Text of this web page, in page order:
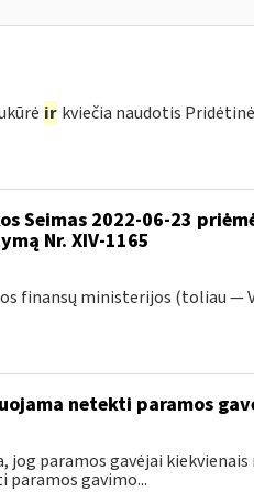
ir kviečia naudotis
Seimas 2022-06-23
Nr. XIV-1165
finansų ministerijos (toliau —
netekti paramos
paramos gavėjai kiekvienais
gavimo...